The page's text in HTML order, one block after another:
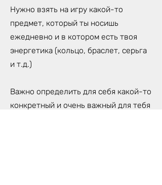
Нужно взять на игру какой-то
предмет, который ты носишь
ежедневно и в котором есть твоя
энергетика (кольцо, браслет, серьга
и т.д.)
Важно определить для себя какой-то
конкретный и очень важный для тебя